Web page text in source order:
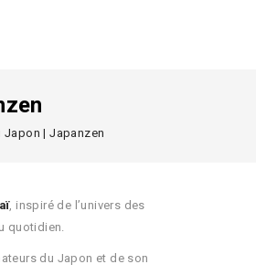
| Japanzen
, inspiré de l’univers des
quotidien.
du Japon et de son